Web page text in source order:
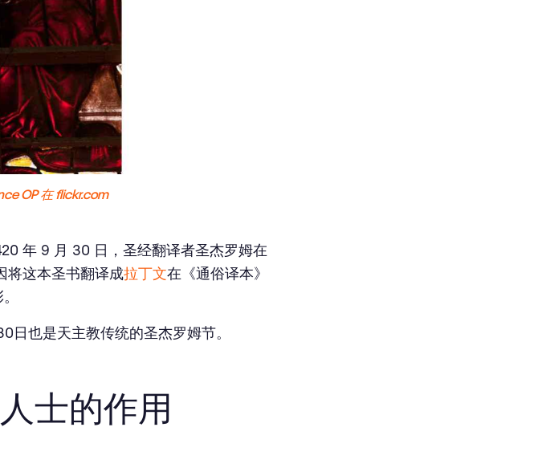
OP 在 flickr.com
年 9 月 30 日，圣经翻译者圣杰罗姆在
将这本圣书翻译成拉丁文在《通俗译本》
日也是天主教传统的圣杰罗姆节。
士的作用